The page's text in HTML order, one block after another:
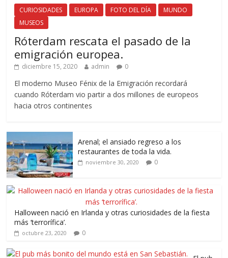
CURIOSIDADES EUROPA FOTO DEL DÍA
MUNDO
MUSEOS
Róterdam rescata el pasado de la
emigración europea.
diciembre 15, 2020 admin 0
El moderno Museo Fénix de la Emigración recordará
cuando Róterdam vio partir a dos millones de europeos
hacia otros continentes
Arenal; el ansiado regreso a los
restaurantes de toda la vida.
noviembre 30, 2020 0
Halloween nació en Irlanda y otras curiosidades de la fiesta
más ‘terrorífica’.
octubre 23, 2020 0